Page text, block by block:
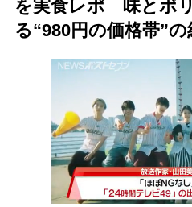
を実食レポ 味とボ
る“980円の価格帯”